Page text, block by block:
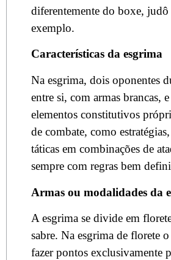
diferentemente do boxe, judô
exemplo.
Características da esgrima
Na esgrima, dois oponentes
entre si, com armas brancas,
elementos constitutivos
de combate, como
táticas em combinações de
sempre com regras bem
Armas ou modalidades da
A esgrima se divide em
sabre. Na esgrima de florete
fazer pontos exclusivamente